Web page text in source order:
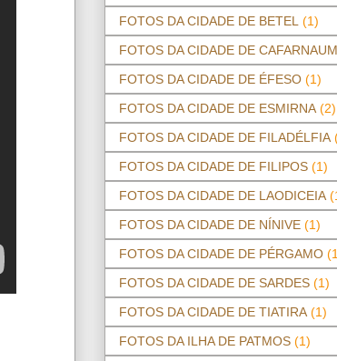
FOTOS DA CIDADE DE BETEL (1)
FOTOS DA CIDADE DE CAFARNAUM
FOTOS DA CIDADE DE ÉFESO (1)
FOTOS DA CIDADE DE ESMIRNA (2)
FOTOS DA CIDADE DE FILADÉLFIA
FOTOS DA CIDADE DE FILIPOS (1)
FOTOS DA CIDADE DE LAODICEIA
FOTOS DA CIDADE DE NÍNIVE (1)
FOTOS DA CIDADE DE PÉRGAMO
FOTOS DA CIDADE DE SARDES (1)
FOTOS DA CIDADE DE TIATIRA (1)
FOTOS DA ILHA DE PATMOS (1)